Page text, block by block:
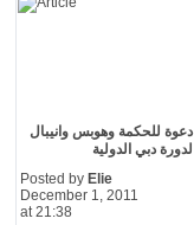
دعوة للحكمة وهوبس وانيبال
لدورة دبي الدولية
Posted by Elie
December 1, 2011
at 21:38